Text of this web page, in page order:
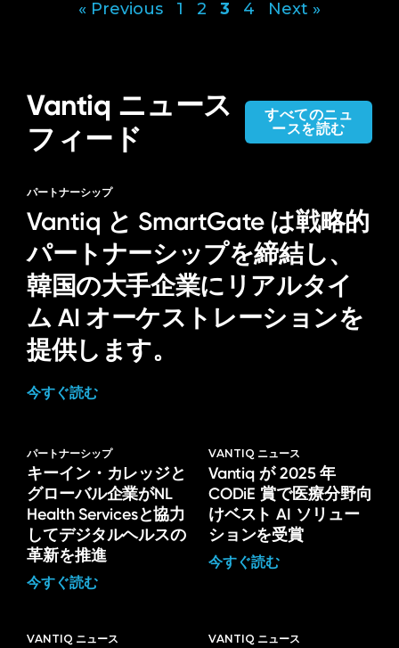
ペ
ー
ジ
り
« Previous 1 2 3 4 Next »
Vantiq ニュース
フィード
すべてのニュ
ースを読む
パートナーシップ
Vantiq と SmartGate は戦略的
パートナーシップを締結し、
韓国の大手企業にリアルタイ
ム AI オーケストレーションを
提供します。
今すぐ読む
パートナーシップ
キーイン・カレッジと
グローバル企業がNL
Health Servicesと協力
してデジタルヘルスの
革新を推進
今すぐ読む
VANTIQ ニュース
Vantiq が 2025 年
CODiE 賞で医療分野向
けベスト AI ソリュー
ションを受賞
今すぐ読む
VANTIQ ニュース VANTIQ ニュース